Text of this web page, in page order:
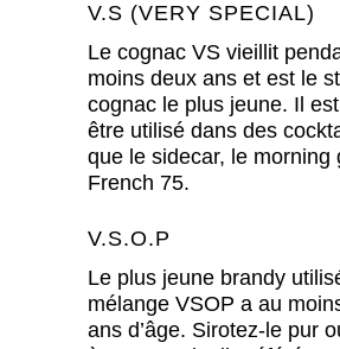
V.S (VERY SPECIAL)
Le cognac VS vieillit
moins deux ans et est le
cognac le plus jeune. Il
être utilisé dans des
que le sidecar, le morning
French 75.
V.S.O.P
Le plus jeune brandy
mélange VSOP a au
ans d’âge. Sirotez-le pur